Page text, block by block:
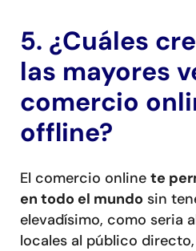
5. ¿Cuáles
las mayores
comercio
offline?
El comercio online te
en todo el mundo sin
elevadísimo, como seria
locales al público